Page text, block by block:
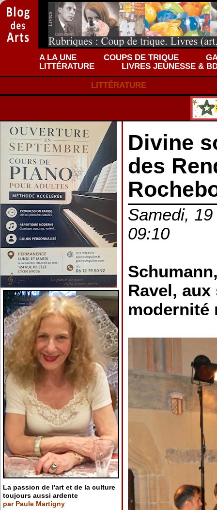
A LA UNE COUPS DE TRIQUE
LITTÉRATURE
LIVRES JEUNESSE &
LITTÉRATURE
La passion de l'art et de la culture
toujours aussi ardente
par Paule Martigny
Divine
des
Samedi,
09:10
Ravel,
modernité